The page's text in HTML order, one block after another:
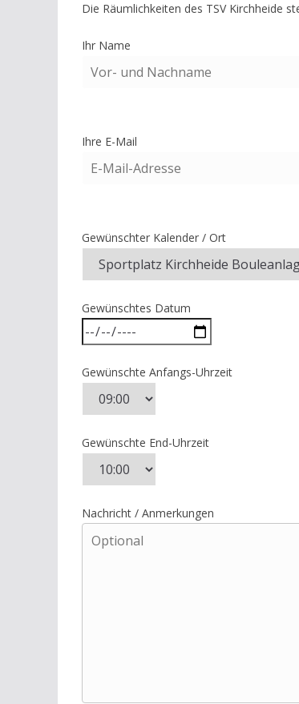
Die Räumlichkeiten des TSV Kirchheide
Ihr Name
Ihre E-Mail
Gewünschter Kalender / Ort
Gewünschtes Datum
Gewünschte Anfangs-Uhrzeit
Gewünschte End-Uhrzeit
Nachricht / Anmerkungen